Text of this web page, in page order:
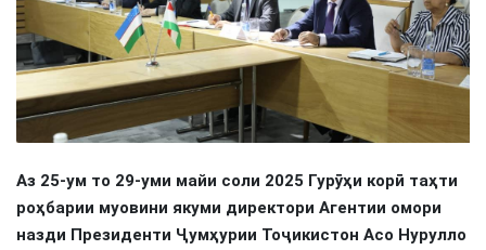
Аз 25-ум то 29-уми майи соли 2025 Гурӯҳи корӣ таҳти
роҳбарии муовини якуми директори Агентии омори
назди Президенти Ҷумҳурии Тоҷикистон Асо Нурулло